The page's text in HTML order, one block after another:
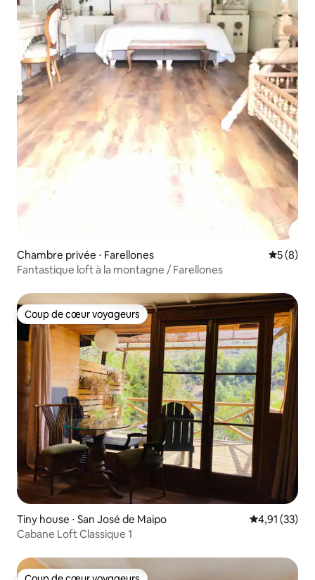
Chambre privée ⋅ Farellones
5 (8)
Fantastique loft à la montagne / Farellones
Coup de cœur voyageurs
Coup de cœur voyageurs
Tiny house ⋅ San José de Maipo Évaluation
4,91 (33)
Cabane Loft Classique 1